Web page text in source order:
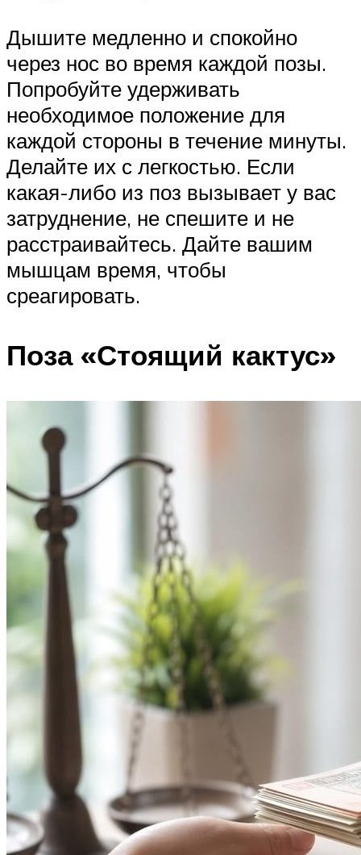
Дышите медленно и спокойно
через нос во время каждой позы.
Попробуйте удерживать
необходимое положение для
каждой стороны в течение минуты.
Делайте их с легкостью. Если
какая-либо из поз вызывает у вас
затруднение, не спешите и не
расстраивайтесь. Дайте вашим
мышцам время, чтобы
среагировать.
Поза «Стоящий кактус»